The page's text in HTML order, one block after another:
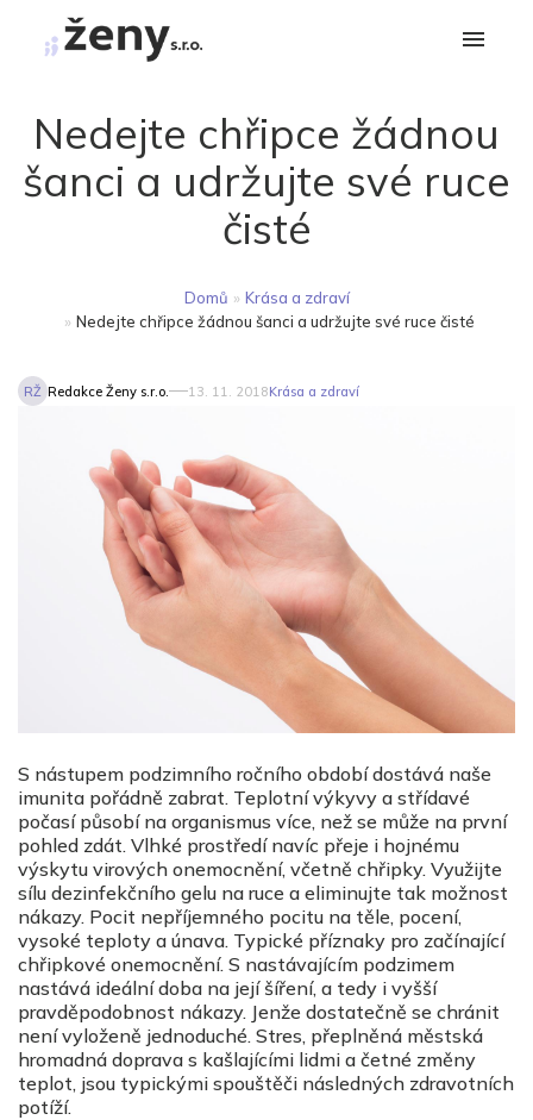
Nedejte chřipce žádnou
šanci a udržujte své ruce
čisté
Domů » Krása a zdraví
» Nedejte chřipce žádnou šanci a udržujte své ruce čisté
RŽ Redakce Ženy s.r.o. 13. 11. 2018Krása a zdraví
S nástupem podzimního ročního období dostává naše
imunita pořádně zabrat. Teplotní výkyvy a střídavé
počasí působí na organismus více, než se může na první
pohled zdát. Vlhké prostředí navíc přeje i hojnému
výskytu virových onemocnění, včetně chřipky. Využijte
sílu dezinfekčního gelu na ruce a eliminujte tak možnost
nákazy. Pocit nepříjemného pocitu na těle, pocení,
vysoké teploty a únava. Typické příznaky pro začínající
chřipkové onemocnění. S nastávajícím podzimem
nastává ideální doba na její šíření, a tedy i vyšší
pravděpodobnost nákazy. Jenže dostatečně se chránit
není vyloženě jednoduché. Stres, přeplněná městská
hromadná doprava s kašlajícími lidmi a četné změny
teplot, jsou typickými spouštěči následných zdravotních
potíží.